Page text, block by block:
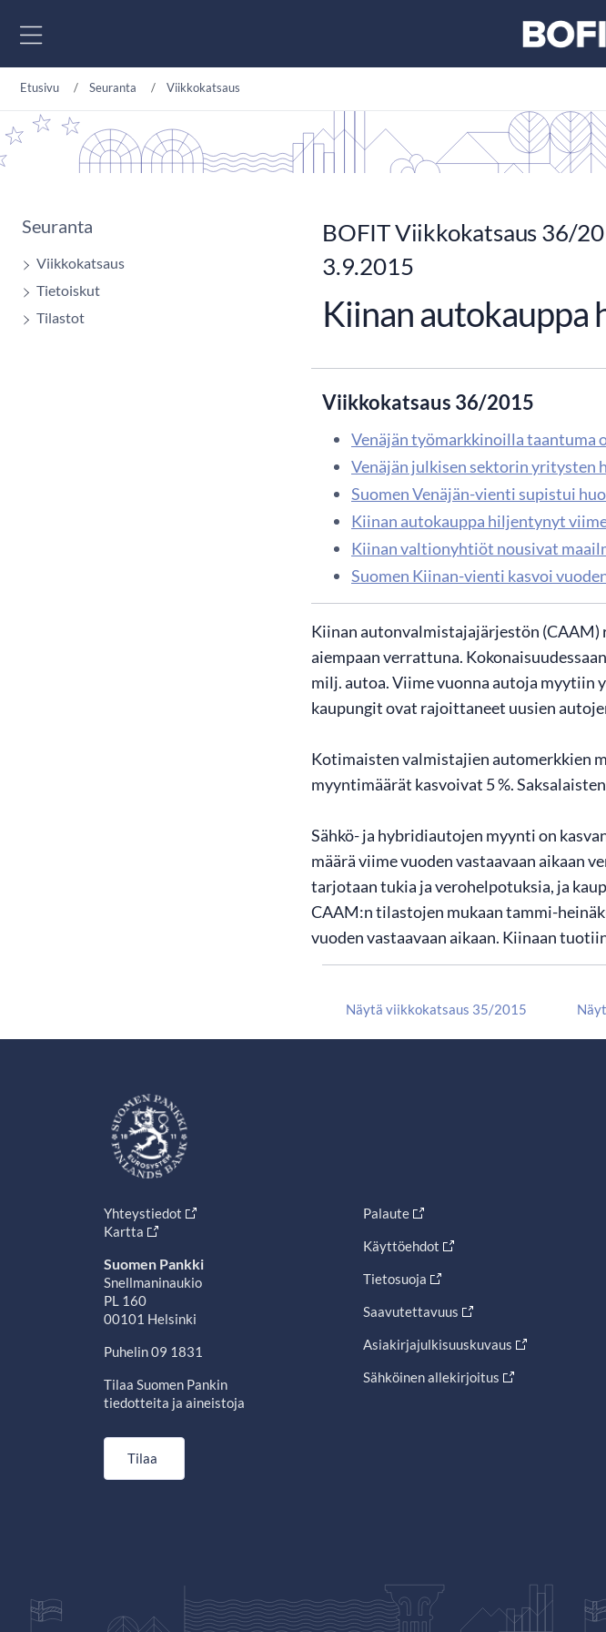
Etusivu Seuranta Viikkokatsaus
Seuranta
Viikkokatsaus
Tietoiskut
Tilastot
BOFIT Viikkokatsaus 36/
3.9.2015
Kiinan autokauppa
Viikkokatsaus 36/2015
Venäjän työmarkkinoilla taantuma
Venäjän julkisen sektorin yritysten
Suomen Venäjän-vienti supistui
Kiinan autokauppa hiljentynyt
Kiinan valtionyhtiöt nousivat
Suomen Kiinan-vienti kasvoi
Kiinan autonvalmistajajärjestön (CAAM)
aiempaan verrattuna.
milj. autoa. Viime vuonna autoja myytiin
kaupungit ovat rajoittaneet uusien
Kotimaisten valmistajien automerkkien
myyntimäärät kasvoivat 5 %.
Sähkö- ja hybridiautojen myynti on
määrä viime vuoden vastaavaan aikaan
tarjotaan tukia ja verohelpotuksia, ja
CAAM:n tilastojen mukaan tammi-
vuoden vastaavaan aikaan. Kiinaan
Näytä viikkokatsaus 35/2015
Yhteystiedot
Kartta
Suomen Pankki
Snellmaninaukio
PL 160
00101 Helsinki
Puhelin 09 1831
Tilaa Suomen Pankin
tiedotteita ja aineistoja
Tilaa
Palaute
Käyttöehdot
Tietosuoja
Saavutettavuus
Asiakirjajulkisuuskuvaus
Sähköinen allekirjoitus